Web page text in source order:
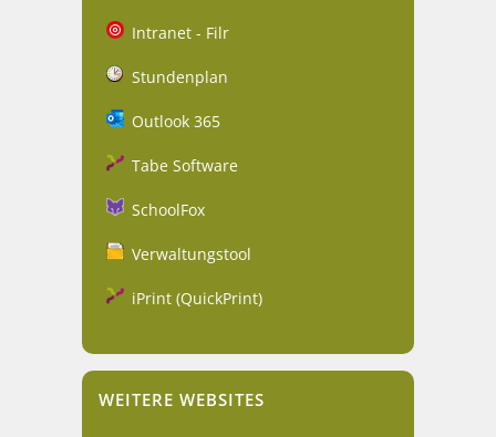
Intranet - Filr
Stundenplan
Outlook 365
Tabe Software
SchoolFox
Verwaltungstool
iPrint (QuickPrint)
WEITERE WEBSITES